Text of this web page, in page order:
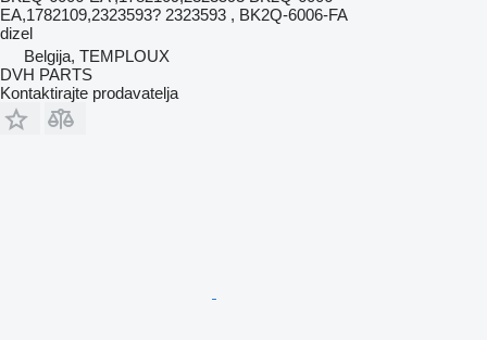
EA,1782109,2323593? 2323593 , BK2Q-6006-FA
dizel
Belgija, TEMPLOUX
DVH PARTS
Kontaktirajte prodavatelja